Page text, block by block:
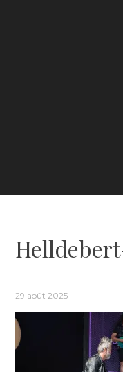
29 août 2025